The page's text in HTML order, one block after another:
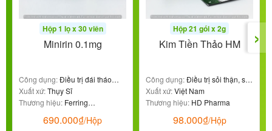
Hộp 1 lọ x 30 viên
Minirin 0.1mg
Công dụng:Điều trị đái tháo
nhạt
Xuất xứ:Thụy Sĩ
Thương hiệu: Ferring
690.000₫/Hộp
Hộp 21 gói x 2g
Kim Tiền Thảo HM
Công dụng:Điều trị sỏi thận, sỏi
niệu
Xuất xứ:Việt Nam
Thương hiệu: HD Pharma
98.000₫/Hộp
›